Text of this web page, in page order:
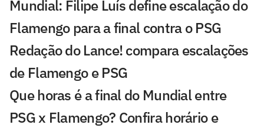
Mundial: Filipe Luís define escalação do
Flamengo para a final contra o PSG
Redação do Lance! compara escalações
de Flamengo e PSG
Que horas é a final do Mundial entre
PSG x Flamengo? Confira horário e